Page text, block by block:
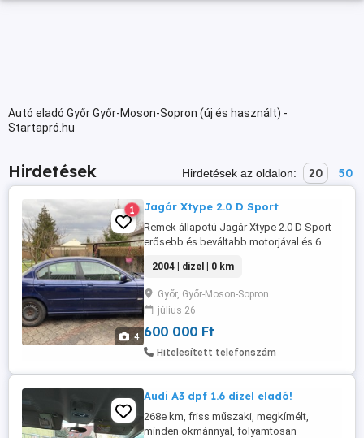
Autó eladó Győr Győr-Moson-Sopron (új és használt) -
Startapró.hu
Hirdetések Hirdetések az oldalon: 20 50
4
1 Jagár Xtype 2.0 D Sport
Remek állapotú Jagár Xtype 2.0 D Sport
erősebb és beváltabb motorjával és 6
Gyönyörű kék fényezéssel és fekete bőr
belsővel. rendkívül jól felszerelt: CD
lejátszó, Elektromos ablakemelők elöl-
hátul, Erőátvitel: elsőkerékhajtás,
Fabetétek, Fejtámlák elöl-hátul [4 ...
2004 | dízel | 0 km
Győr, Győr-Moson-Sopron
július 26
600 000 Ft
Hitelesített telefonszám
Audi A3 dpf 1.6 dízel eladó!
268e km, friss műszaki, megkímélt,
minden okmánnyal, folyamtosan